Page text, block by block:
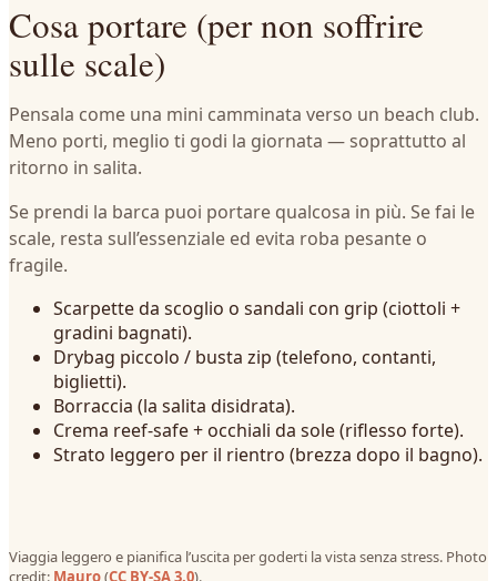
Cosa portare (per non soffrire
sulle scale)
Pensala come una mini camminata verso un beach club.
Meno porti, meglio ti godi la giornata — soprattutto al
ritorno in salita.
Se prendi la barca puoi portare qualcosa in più. Se fai le
scale, resta sull’essenziale ed evita roba pesante o
fragile.
Scarpette da scoglio o sandali con grip (ciottoli +
gradini bagnati).
Drybag piccolo / busta zip (telefono, contanti,
biglietti).
Borraccia (la salita disidrata).
Crema reef‑safe + occhiali da sole (riflesso forte).
Strato leggero per il rientro (brezza dopo il bagno).
Viaggia leggero e pianifica l’uscita per goderti la vista senza stress. Photo
credit: Mauro(CC BY-SA 3.0).